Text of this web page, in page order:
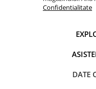
Confidentialitate
DATE